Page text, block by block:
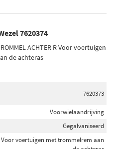
7620374
ACHTER R Voor voertuigen
de achteras
7620373
Voorwielaandrijving
Gegalvaniseerd
Voor voertuigen met trommelrem aan